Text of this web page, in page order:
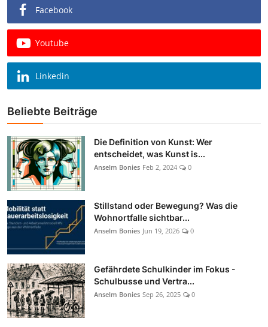
Beiträge
Vorproduktion
Facebook
Youtube
Linkedin
Beliebte Beiträge
Die Definition von Kunst: Wer
entscheidet, was Kunst is...
Anselm Bonies Feb 2, 2024 0
Stillstand oder Bewegung? Was die
Wohnortfalle sichtbar...
Anselm Bonies Jun 19, 2026 0
Gefährdete Schulkinder im Fokus -
Schulbusse und Vertra...
Anselm Bonies Sep 26, 2025 0